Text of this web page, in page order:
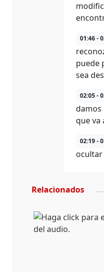
01:46 -
puede
sea
02:05 -
damos
que va
02:19 -
ocultar
Relacionados